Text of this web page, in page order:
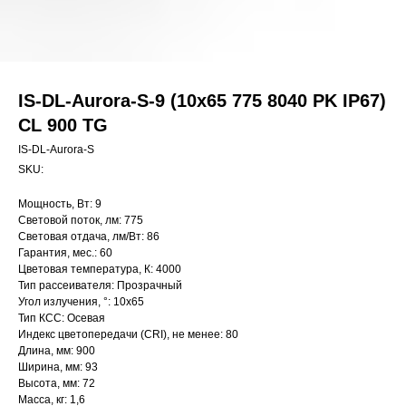
IS-DL-Aurora-S-9 (10x65 775 8040 PK IP67)
CL 900 TG
IS-DL-Aurora-S
SKU:
Мощность, Вт: 9
Световой поток, лм: 775
Световая отдача, лм/Вт: 86
Гарантия, мес.: 60
Цветовая температура, К: 4000
Тип рассеивателя: Прозрачный
Угол излучения, °: 10х65
Тип КСС: Осевая
Индекс цветопередачи (CRI), не менее: 80
Длина, мм: 900
Ширина, мм: 93
Высота, мм: 72
Масса, кг: 1,6